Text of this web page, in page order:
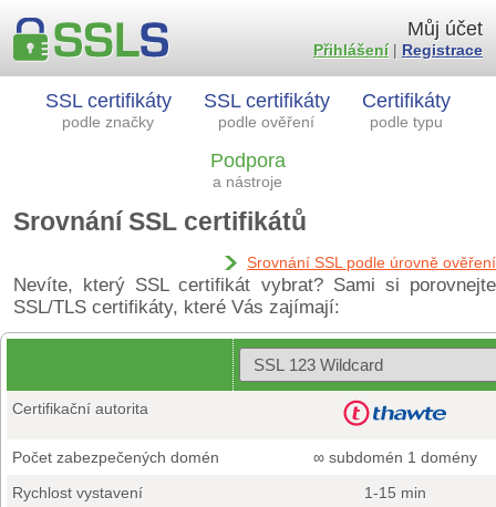
SSL certifikáty
podle značky
SSL certifikáty
podle ověření
Certifikáty
podle typu
Podpora
a nástroje
Můj účet
Přihlášení| Registrace
Srovnání SSL certifikátů
Srovnání SSL podle úrovně ověření
Nevíte, který SSL certifikát vybrat? Sami si porovnejte
SSL/TLS certifikáty, které Vás zajímají:
Certifikační autorita
Počet zabezpečených domén
∞ subdomén 1 domény
Rychlost vystavení
1-15 min